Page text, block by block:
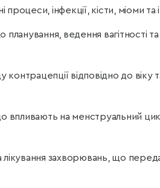
інфекції, кісти, міоми та
планування, ведення вагітності та
відповідно до віку
на менструальний
лікування захворювань, що